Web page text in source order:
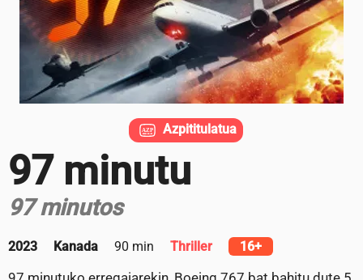
97 minutu
97 minutos
2023 Kanada 90 min Thriller 16+
Azpititulatua